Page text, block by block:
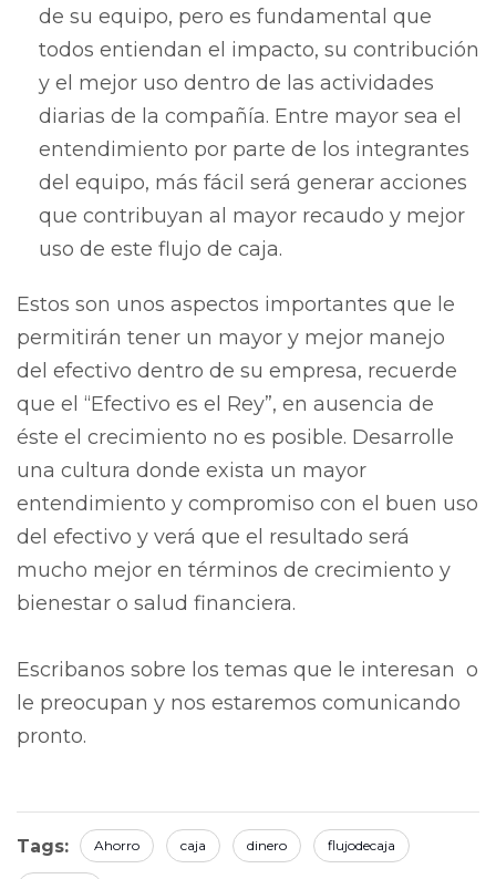
de su equipo, pero es fundamental que
todos entiendan el impacto, su contribución
y el mejor uso dentro de las actividades
diarias de la compañía. Entre mayor sea el
entendimiento por parte de los integrantes
del equipo, más fácil será generar acciones
que contribuyan al mayor recaudo y mejor
uso de este flujo de caja.
Estos son unos aspectos importantes que le
permitirán tener un mayor y mejor manejo
del efectivo dentro de su empresa, recuerde
que el “Efectivo es el Rey”, en ausencia de
éste el crecimiento no es posible. Desarrolle
una cultura donde exista un mayor
entendimiento y compromiso con el buen uso
del efectivo y verá que el resultado será
mucho mejor en términos de crecimiento y
bienestar o salud financiera.
Escribanos sobre los temas que le interesan o
le preocupan y nos estaremos comunicando
pronto.
Tags: Ahorro caja dinero flujodecaja